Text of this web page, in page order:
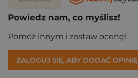
Powiedz nam, co myślisz!
Pomóż innym i zostaw ocenę!
ZALOGUJ SIĘ, ABY DODAĆ OPINIĘ